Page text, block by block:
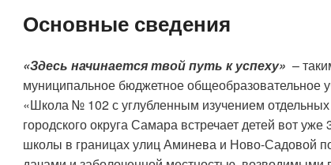
Основные сведения
«Здесь начинается твой путь к успеху» –
муниципальное бюджетное общеобразовательное
«Школа № 102 с углубленным изучением
городского округа Самара встречает детей вот уже
школы в границах улиц Аминева и Ново-Садовой